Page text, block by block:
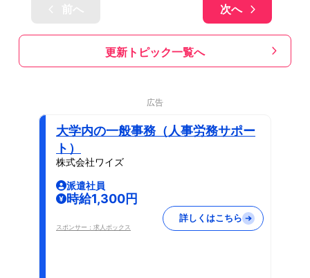
次へ
更新トピック一覧へ
広告
大学内の一般事務（人事労務サポー
ト）
株式会社ワイズ
派遣社員
時給1,300円
スポンサー：求人ボックス
詳しくはこちら